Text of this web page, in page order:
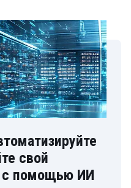
свой
с помощью ИИ